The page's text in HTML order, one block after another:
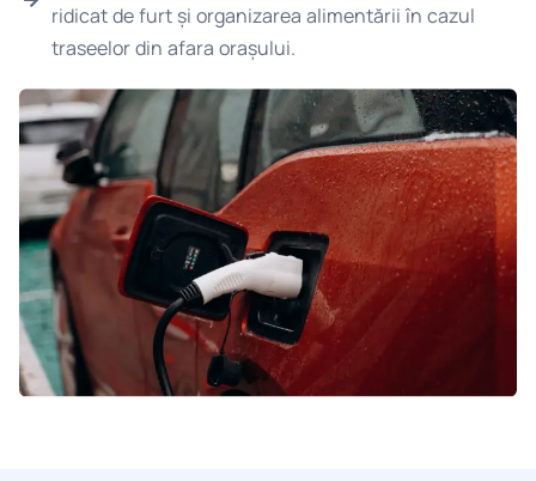
ridicat de furt și organizarea alimentării în cazul
traseelor din afara orașului.